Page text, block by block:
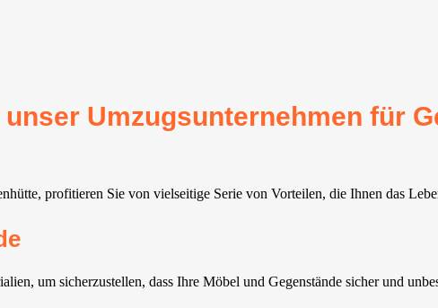
Umzugsunternehmen für
profitieren Sie von vielseitige Serie von Vorteilen, die Ihnen das
um sicherzustellen, dass Ihre Möbel und Gegenstände sicher und